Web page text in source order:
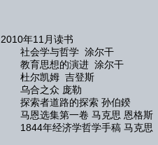
2010年11月读书
社会学与哲学 涂尔干
教育思想的演进 涂尔干
杜尔凯姆 吉登斯
乌合之众 庞勒
探索者道路的探索 孙伯鍨
马恩选集第一卷 马克思 恩格斯
1844年经济学哲学手稿 马克思